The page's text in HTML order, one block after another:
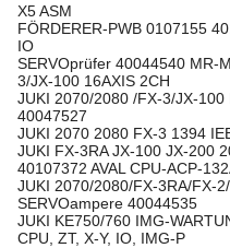
X5 ASM
FÖRDERER-PWB 0107155
IO
SERVOprüfer 40044540 MR-
3/JX-100 16AXIS 2CH
JUKI 2070/2080 /FX-3/JX-100
40047527
JUKI 2070 2080 FX-3 1394
JUKI FX-3RA JX-100 JX-200
40107372 AVAL CPU-ACP-
JUKI 2070/2080/FX-3RA/FX-
SERVOampere 40044535
JUKI KE750/760 IMG-
CPU, ZT, X-Y, IO, IMG-P